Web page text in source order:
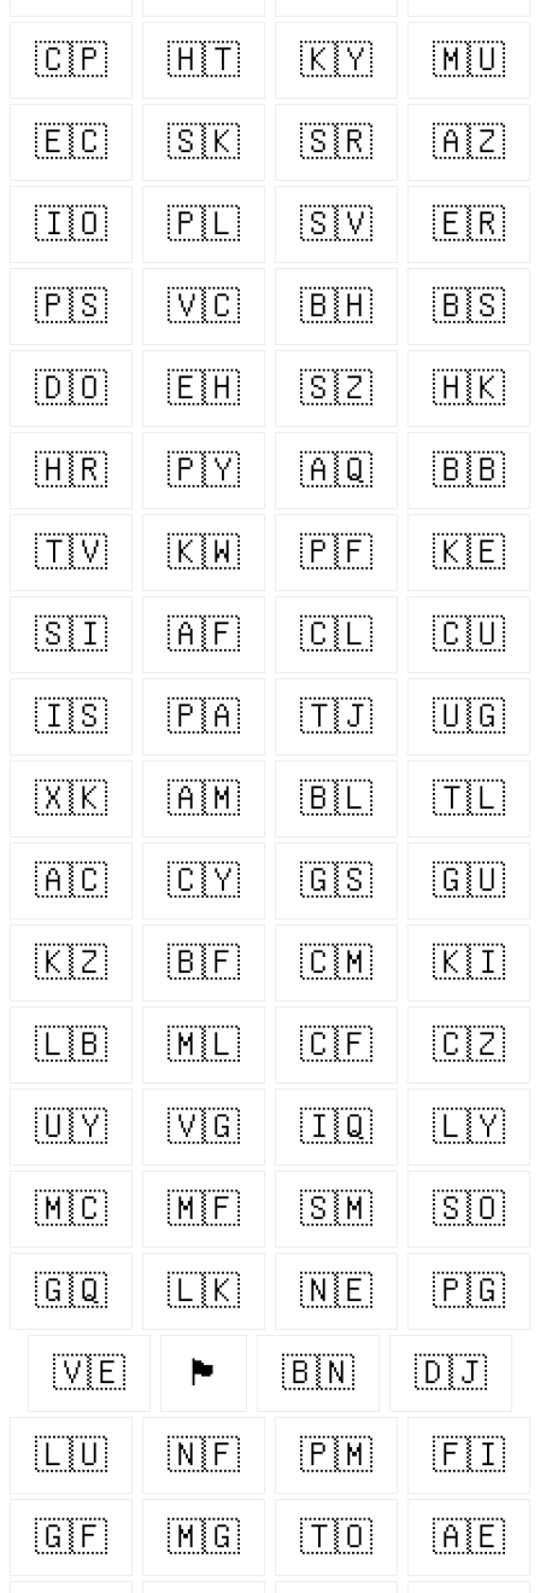
🇨🇵 🇭🇹 🇰🇾 🇲🇺
🇪🇨 🇸🇰 🇸🇷 🇦🇿
🇮🇴 🇵🇱 🇸🇻 🇪🇷
🇵🇸 🇻🇨 🇧🇭 🇧🇸
🇩🇴 🇪🇭 🇸🇿 🇭🇰
🇭🇷 🇵🇾 🇦🇶 🇧🇧
🇹🇻 🇰🇼 🇵🇫 🇰🇪
🇸🇮 🇦🇫 🇨🇱 🇨🇺
🇮🇸 🇵🇦 🇹🇯 🇺🇬
🇽🇰 🇦🇲 🇧🇱 🇹🇱
🇦🇨 🇨🇾 🇬🇸 🇬🇺
🇰🇿 🇧🇫 🇨🇲 🇰🇮
🇱🇧 🇲🇱 🇨🇫 🇨🇿
🇺🇾 🇻🇬 🇮🇶 🇱🇾
🇲🇨 🇲🇫 🇸🇲 🇸🇴
🇬🇶 🇱🇰 🇳🇪 🇵🇬
🇻🇪 🏴󠁧󠁢󠁷󠁬󠁳󠁿 🇧🇳 🇩🇯
🇱🇺 🇳🇫 🇵🇲 🇫🇮
🇬🇫 🇲🇬 🇹🇴 🇦🇪